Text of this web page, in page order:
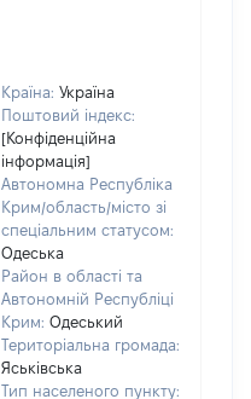
Країна: Україна
Поштовий індекс:
[Конфіденційна
інформація]
Автономна Республіка
Крим/область/місто зі
спеціальним статусом:
Одеська
Район в області та
Автономній Республіці
Крим: Одеський
Територіальна громада:
Яськівська
Тип населеного пункту: